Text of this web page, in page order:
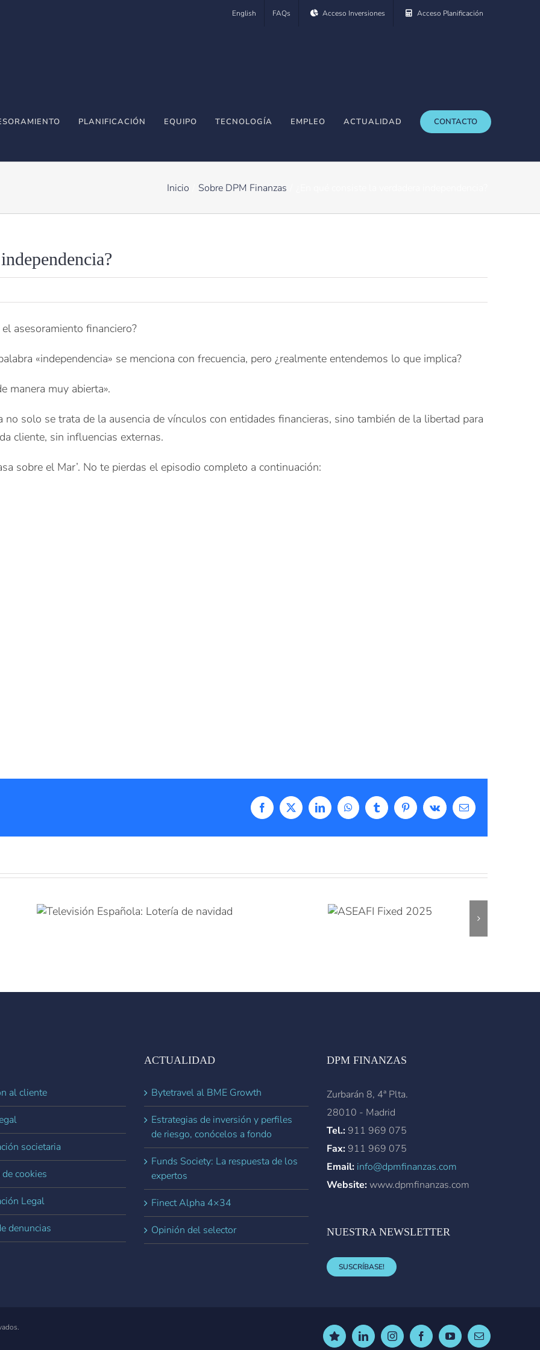
English FAQs Acceso Inversiones Acceso Planificación
PLANIFICACIÓN EQUIPO TECNOLOGÍA EMPLEO ACTUALIDAD CONTACTO
Inicio Sobre DPM Finanzas
asesoramiento financiero?
«independencia» se menciona con frecuencia, pero ¿realmente entendemos lo que implica?
manera muy abierta».
no solo se trata de la ausencia de vínculos con entidades financieras, sino también de la libertad para
cliente, sin influencias externas.
sobre el Mar’. No te pierdas el episodio completo a continuación:
Facebook
X LinkedInWhatsAppTumblrPinterestVk
Correo
electrónico
al cliente
societaria
cookies
Legal
denuncias
ACTUALIDAD
Bytetravel al BME Growth
Estrategias de inversión y perfiles
de riesgo, conócelos a fondo
Funds Society: La respuesta de los
expertos
Finect Alpha 4×34
Opinión del selector
DPM FINANZAS
Zurbarán 8, 4ª Plta.
28010 - Madrid
Tel.: 911 969 075
Fax: 911 969 075
Email: info@dpmfinanzas.com
Website:www.dpmfinanzas.com
NUESTRA NEWSLETTER
SUSCRÍBASE!
TrustpilotLinkedInInstagramFacebookYouTubeCorreo